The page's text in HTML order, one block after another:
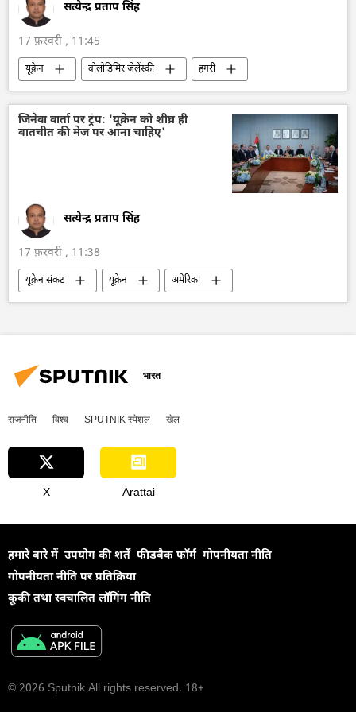
सत्येन्द्र प्रताप सिंह
17 फ़रवरी , 11:45
यूक्रेन वोलोडिमिर ज़ेलेंस्की
हंगरी
चुनाव
चुनाव में धांधली
यूरोप
यूरोपीय संघ
यूरोपीय आयोग
द्विपक्षीय रिश्ते
Sputnik मान्यता
जिनेवा वार्ता पर ट्रंप: 'यूक्रेन को शीघ्र ही
बातचीत की मेज पर आना चाहिए'
सत्येन्द्र प्रताप सिंह
17 फ़रवरी , 11:38
यूक्रेन संकट यूक्रेन
अमेरिका
डॉनल्ड ट्रम्प
रूस
विवाद
भारत
राजनीति विश्व SPUTNIK स्पेशल खेल
X Arattai
हमारे बारे में उपयोग की शर्तें फीडबैक फॉर्म गोपनीयता नीति
गोपनीयता नीति पर प्रतिक्रिया
कूकी तथा स्वचालित लॉगिंग नीति
© 2026 Sputnik All rights reserved. 18+